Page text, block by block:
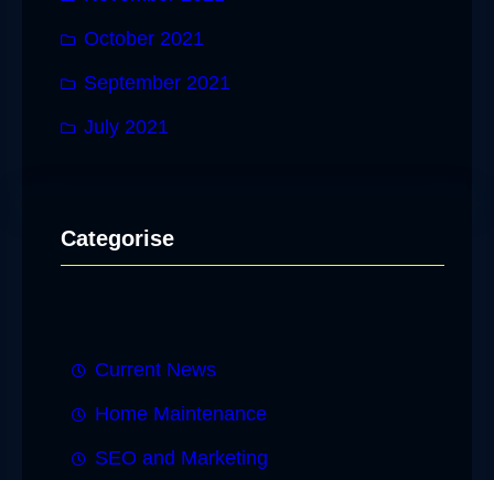
October 2021
September 2021
July 2021
Categorise
Current News
Home Maintenance
SEO and Marketing